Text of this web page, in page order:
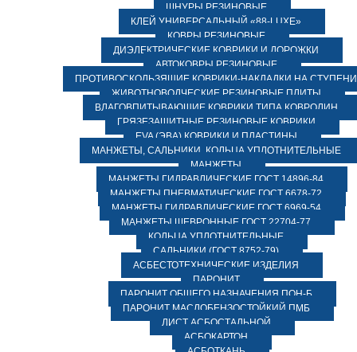
ШНУРЫ РЕЗИНОВЫЕ
КЛЕЙ УНИВЕРСАЛЬНЫЙ «88-LUXE»
КОВРЫ РЕЗИНОВЫЕ
ДИЭЛЕКТРИЧЕСКИЕ КОВРИКИ И ДОРОЖКИ
АВТОКОВРЫ РЕЗИНОВЫЕ
ПРОТИВОСКОЛЬЗЯЩИЕ КОВРИКИ-НАКЛАДКИ НА СТУПЕНИ
ЖИВОТНОВОДЧЕСКИЕ РЕЗИНОВЫЕ ПЛИТЫ
ВЛАГОВПИТЫВАЮЩИЕ КОВРИКИ ТИПА КОВРОЛИН
ГРЯЗЕЗАЩИТНЫЕ РЕЗИНОВЫЕ КОВРИКИ
EVA (ЭВА) КОВРИКИ И ПЛАСТИНЫ
МАНЖЕТЫ, САЛЬНИКИ, КОЛЬЦА УПЛОТНИТЕЛЬНЫЕ
МАНЖЕТЫ
МАНЖЕТЫ ГИДРАВЛИЧЕСКИЕ ГОСТ 14896-84
МАНЖЕТЫ ПНЕВМАТИЧЕСКИЕ ГОСТ 6678-72
МАНЖЕТЫ ГИДРАВЛИЧЕСКИЕ ГОСТ 6969-54
МАНЖЕТЫ ШЕВРОННЫЕ ГОСТ 22704-77
КОЛЬЦА УПЛОТНИТЕЛЬНЫЕ
САЛЬНИКИ (ГОСТ 8752-79)
АСБЕСТОТЕХНИЧЕСКИЕ ИЗДЕЛИЯ
ПАРОНИТ
ПАРОНИТ ОБЩЕГО НАЗНАЧЕНИЯ ПОН-Б
ПАРОНИТ МАСЛОБЕНЗОСТОЙКИЙ ПМБ
ЛИСТ АСБОСТАЛЬНОЙ
АСБОКАРТОН